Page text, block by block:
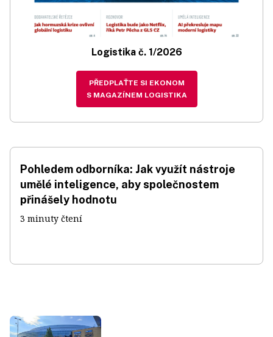
Logistika č. 1/2026
PŘEDPLAŤTE SI EKONOM
S MAGAZÍNEM LOGISTIKA
Pohledem odborníka: Jak využít nástroje
umělé inteligence, aby společnostem
přinášely hodnotu
3 minuty čtení